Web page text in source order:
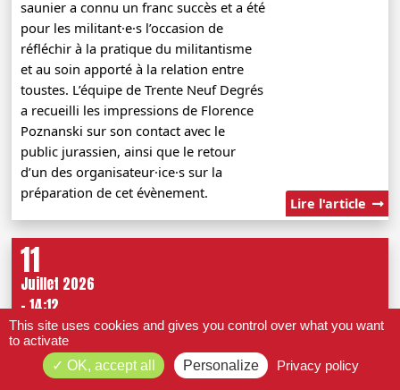
saunier a connu un franc succès et a été
pour les militant·e·s l’occasion de
réfléchir à la pratique du militantisme
et au soin apporté à la relation entre
toustes. L’équipe de Trente Neuf Degrés
a recueilli les impressions de Florence
Poznanski sur son contact avec le
public jurassien, ainsi que le retour
d’un des organisateur·ice·s sur la
préparation de cet évènement.
Lire l'article
11
Juillet 2026
- 14:12
This site uses cookies and gives you control over what you want
to activate
OK, accept all
Personalize Privacy policy